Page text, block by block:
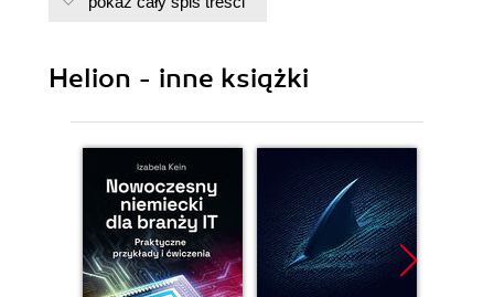
Uaktualnianie programu Dreamweaver do
Gdzie są materiały do ćwiczeń? (7)
Zalecana kolejność wykonywania ćwiczeń (7)
Definiowanie serwisu w programie Dreamweaver
(8)
Konfigurowanie przestrzeni roboczej (12)
Sprawdzanie dostępności aktualizacji (14)
Dodatkowe materiały (14)
Rozdział 1. Dostosowanie przestrzeni roboczej (16)
Helion - inne książki